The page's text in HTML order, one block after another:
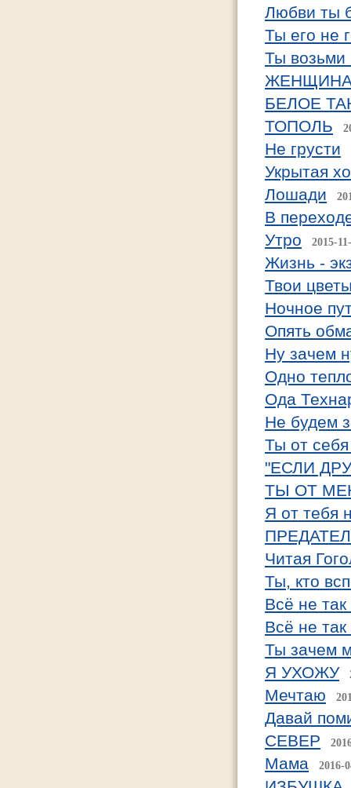
Любви ты
Ты его не
Ты возьми
БЕЛОЕ
ТОПОЛЬ
Не грусти
Укрытая
Лошади
В
Утро
2015-
Жизнь -
Твои
Ночное
Опять
Ну зачем
Одно
Ода
Не будем
Ты от
"ЕСЛИ
ТЫ ОТ
Я от тебя
Читая
Ты, кто
Всё не
Всё не
Ты зачем
Я УХОЖУ
Мечтаю
Давай
СЕВЕР
Мама 2016-